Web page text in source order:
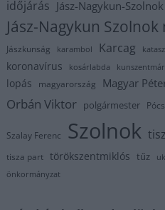
időjárás Jász-Nagykun-
Jász-Nagykun Szolnok
Jászkunság karambol Karcag
koronavírus kosárlabda
lopás magyarország Magyar
Orbán Viktor polgármester
Szalay Ferenc Szolnok
tisza part törökszentmiklós tűz
önkormányzat